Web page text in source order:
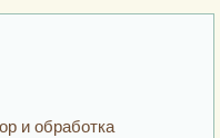
и обработка